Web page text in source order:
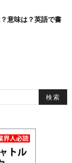
意味は？英語で書